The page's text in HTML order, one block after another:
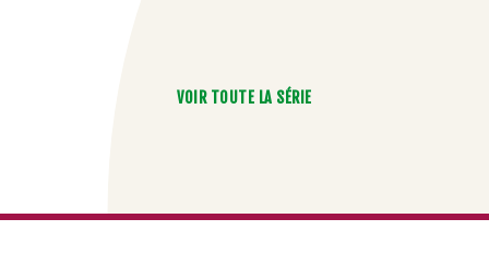
VOIR TOUTE LA SÉRIE